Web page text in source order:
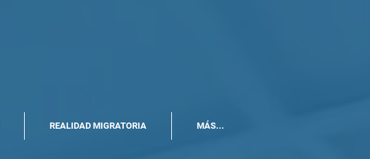
REALIDAD MIGRATORIA MÁS...